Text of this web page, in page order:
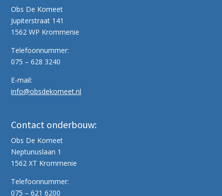
Obs De Komeet
Jupiterstraat 141
1562 WP Krommenie
Telefoonnummer:
075 – 628 3240
E-mail:
info@obsdekomeet.nl
Contact onderbouw:
Obs De Komeet
Neptunuslaan 1
1562 XT Krommenie
Telefoonnummer:
075 – 621 6200